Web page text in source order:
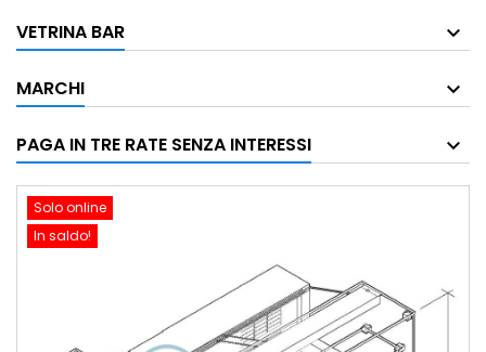
VETRINA BAR
MARCHI
PAGA IN TRE RATE SENZA INTERESSI
Solo online
In saldo!